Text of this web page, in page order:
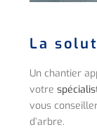
La
Un chantier
votre
vous
d’arbre.